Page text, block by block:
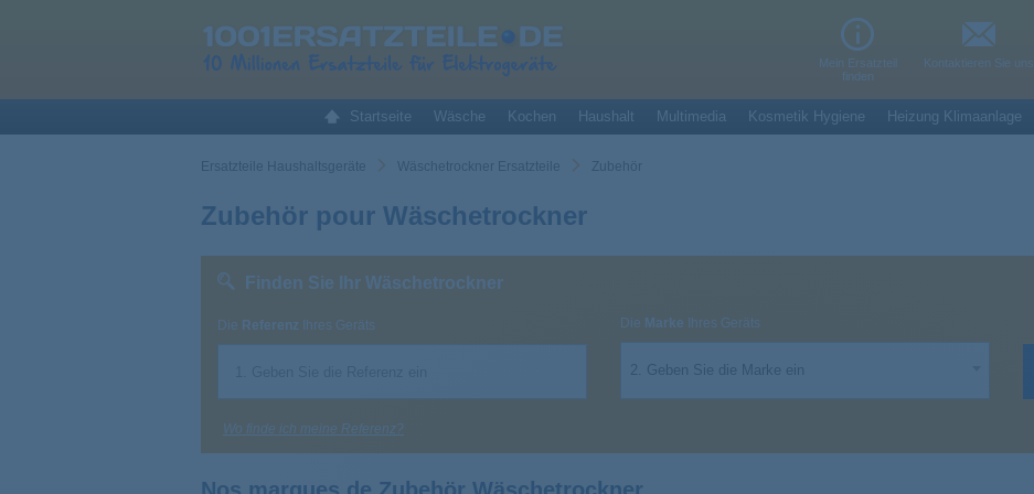
Mein Ersatzteil
finden
Kontaktieren Sie uns
Startseite Wäsche Kochen Haushalt Multimedia Kosmetik Hygiene Heizung Klimaanlage
Ersatzteile Haushaltsgeräte Wäschetrockner Ersatzteile Zubehör
Zubehör pour Wäschetrockner
Finden Sie Ihr Wäschetrockner
Die Referenz Ihres Geräts Die Marke Ihres Geräts
2. Geben Sie die Marke ein
Wo finde ich meine Referenz?